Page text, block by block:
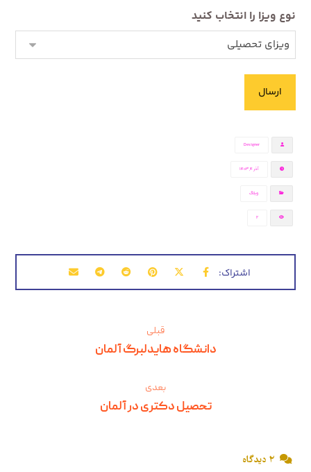
نوع ویزا را انتخاب کنید
Designer
آذر ۴, ۱۴۰۳
وبلاگ
2
قبلی
دانشگاه هایدلبرگ آلمان
بعدی
تحصیل دکتری در آلمان
۲ دیدگاه